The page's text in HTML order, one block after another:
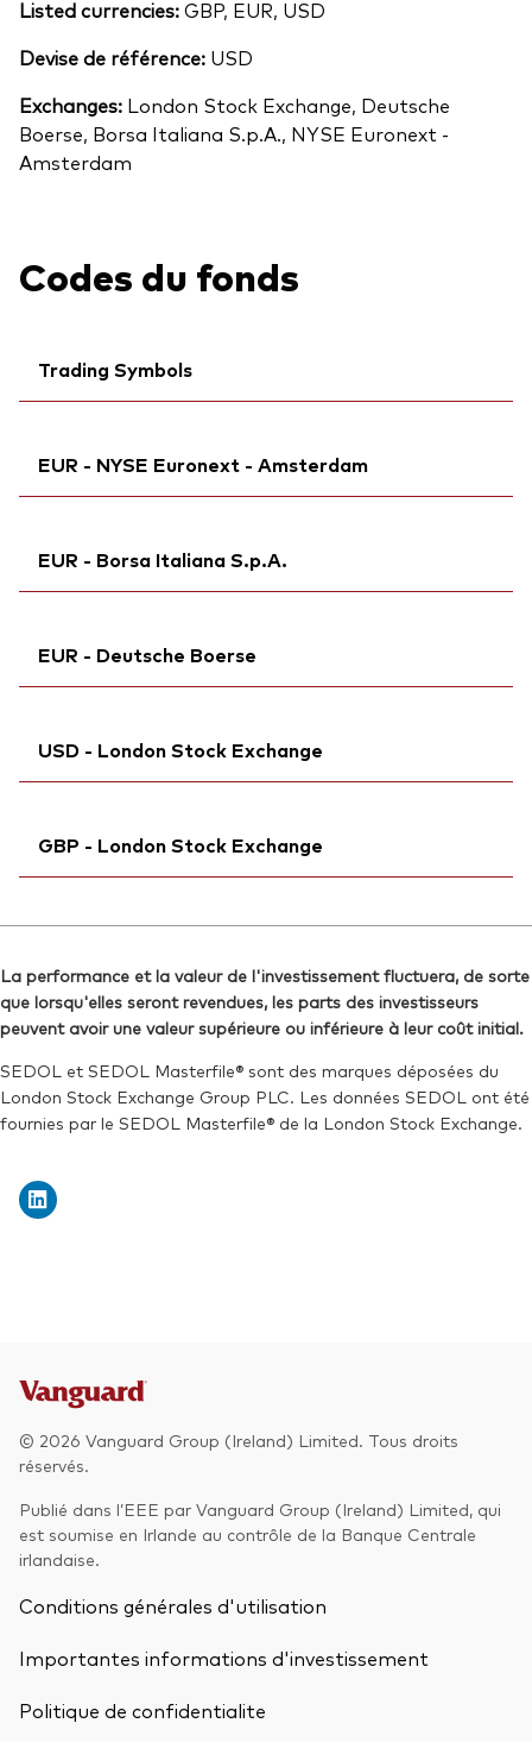
Listed currencies:GBP, EUR, USD
Devise de référence: USD
Exchanges: London Stock Exchange, Deutsche
Boerse, Borsa Italiana S.p.A., NYSE Euronext -
Amsterdam
Codes du fonds
Trading Symbols
Bloomberg:VRGU GY
ISIN:
IE000J7AY5Y3
MEX ID:VRAALN
SEDOL:BTTM247
EUR - NYSE Euronext - Amsterdam
Bloomberg:VRGU NA
ISIN:
IE000J7AY5Y3
Reuters:VRGU.AS
EUR - Borsa Italiana S.p.A.
Exchange ticker:VRGU
ISIN:
IE000J7AY5Y3
Reuters:VRGU.MI
EUR - Deutsche Boerse
Bloomberg:VRGU GY
ISIN:
IE000J7AY5Y3
Reuters:VRGU.DE
USD - London Stock Exchange
Bloomberg:VRGU LN
Reuters:VRGU.L
SEDOL:BVYDFS4
Exchange ticker:VRGU
GBP - London Stock Exchange
ISIN:IE000J7AY5Y3
Reuters:VRGG.L
SEDOL: BVYDFV7
Exchange ticker:VRGG
La performance et la valeur de l'investissement fluctuera, de sorte
que lorsqu'elles seront revendues, les parts des investisseurs
peuvent avoir une valeur supérieure ou inférieure à leur coût initial.
SEDOL et SEDOL Masterfile® sont des marques déposées du
London Stock Exchange Group PLC. Les données SEDOL ont été
fournies par le SEDOL Masterfile® de la London Stock Exchange.
© 2026 Vanguard Group (Ireland) Limited. Tous droits
réservés.
Publié dans l’EEE par Vanguard Group (Ireland) Limited, qui
est soumise en Irlande au contrôle de la Banque Centrale
irlandaise.
Conditions générales d'utilisation
Importantes informations d'investissement
Politique de confidentialite